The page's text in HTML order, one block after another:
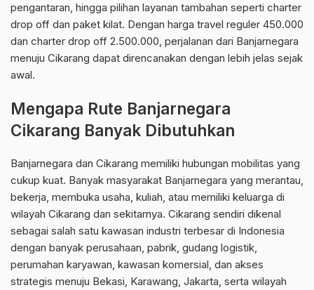
pengantaran, hingga pilihan layanan tambahan seperti charter
drop off dan paket kilat. Dengan harga travel reguler 450.000
dan charter drop off 2.500.000, perjalanan dari Banjarnegara
menuju Cikarang dapat direncanakan dengan lebih jelas sejak
awal.
Mengapa Rute Banjarnegara
Cikarang Banyak Dibutuhkan
Banjarnegara dan Cikarang memiliki hubungan mobilitas yang
cukup kuat. Banyak masyarakat Banjarnegara yang merantau,
bekerja, membuka usaha, kuliah, atau memiliki keluarga di
wilayah Cikarang dan sekitarnya. Cikarang sendiri dikenal
sebagai salah satu kawasan industri terbesar di Indonesia
dengan banyak perusahaan, pabrik, gudang logistik,
perumahan karyawan, kawasan komersial, dan akses
strategis menuju Bekasi, Karawang, Jakarta, serta wilayah